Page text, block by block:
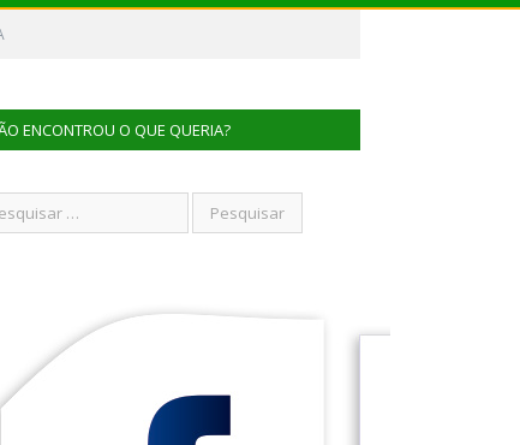
ENCONTROU O QUE QUERIA?